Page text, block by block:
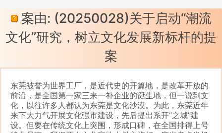
案由: (20250028)关于启动“潮流
文化”研究，树立文化发展新标杆的提
案
东莞被誉为世界工厂，是近代史的开篇地，是改革开放的
前沿，是全国第一家三来一补企业的诞生地，但一说到文
化，以往许多人都认为东莞是文化沙漠。为此，东莞近年
来下大力气开展文化强市建设，先后提出系开“之城”建
设。但要在传统文化上突围，形成口碑，在全国排得上号